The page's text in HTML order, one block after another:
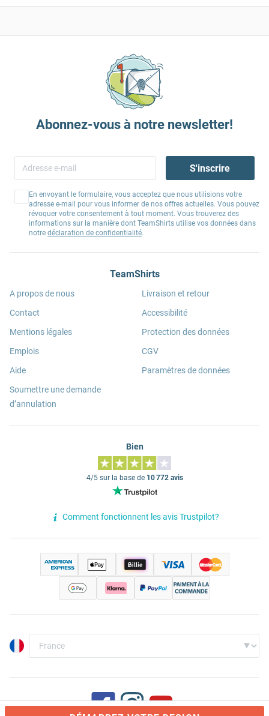
Abonnez-vous à notre newsletter!
S'inscrire
En envoyant le formulaire, vous acceptez que nous utilisions votre
adresse e-mail pour vous informer de nos offres actuelles. Vous pouvez
révoquer votre consentement à tout moment. Vous trouverez des
informations sur la manière dont TeamShirts utilise vos données dans
notre déclaration de confidentialité.
TeamShirts
A propos de nous
Contact
Mentions légales
Emplois
Aide
Soumettre une demande
d’annulation
Livraison et retour
Accessibilité
Protection des données
CGV
Paramètres de données
Bien
4/5 sur la base de 10 772 avis
Comment fonctionnent les avis Trustpilot?